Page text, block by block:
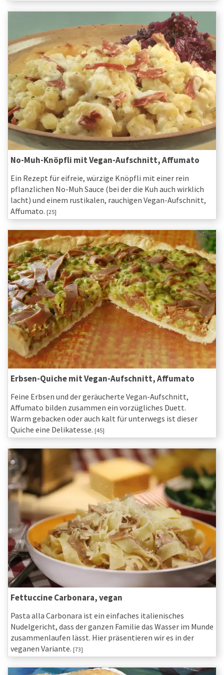
No-Muh-Knöpfli mit Vegan-Aufschnitt, Affumato
Ein Rezept für eifreie, würzige Knöpfli mit einer rein
pflanzlichen No-Muh Sauce (bei der die Kuh auch wirklich
lacht) und einem rustikalen, rauchigen Vegan-Aufschnitt,
Affumato. [25]
Erbsen-Quiche mit Vegan-Aufschnitt, Affumato
Feine Erbsen und der geräucherte Vegan-Aufschnitt,
Affumato bilden zusammen ein vorzügliches Duett.
Warm gebacken oder auch kalt für unterwegs ist dieser
Quiche eine Delikatesse. [45]
Fettuccine Carbonara, vegan
Pasta alla Carbonara ist ein einfaches italienisches
Nudelgericht, dass der ganzen Familie das Wasser im Munde
zusammenlaufen lässt. Hier präsentieren wir es in der
veganen Variante. [73]